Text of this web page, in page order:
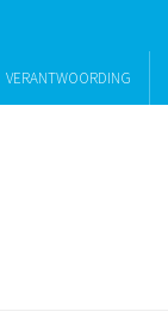
VERANTWOORDING